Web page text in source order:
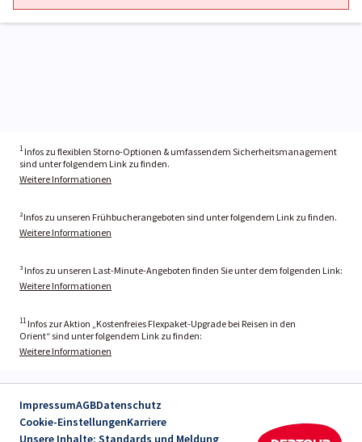
1 Infos zu flexiblen Storno-Optionen & umfassendem Sicherheitsmanagement
sind unter folgendem Link zu finden.
Weitere Informationen
²Infos zu unseren Frühbucherangeboten sind unter folgendem Link zu finden.
Weitere Informationen
³ Infos zu unseren Last-Minute-Angeboten finden Sie unter dem folgenden Link:
Weitere Informationen
11 Infos zur Aktion „Kostenfreies Flexpaket-Upgrade bei Reisen in den
Orient“ sind unter folgendem Link zu finden:
Weitere Informationen
ImpressumAGBDatenschutz
Cookie-EinstellungenKarriere
Unsere Inhalte: Standards und Meldung